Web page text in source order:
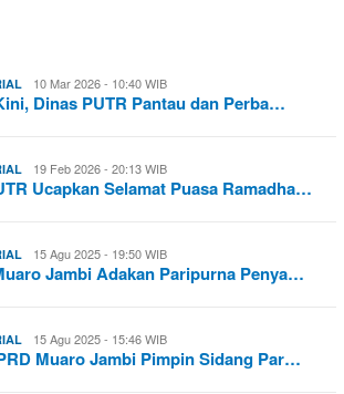
10 Mar 2026 - 10:40 WIB
Dinas PUTR Pantau dan Perba…
19 Feb 2026 - 20:13 WIB
Ucapkan Selamat Puasa Ramadha…
15 Agu 2025 - 19:50 WIB
Jambi Adakan Paripurna Penya…
15 Agu 2025 - 15:46 WIB
Muaro Jambi Pimpin Sidang Par…